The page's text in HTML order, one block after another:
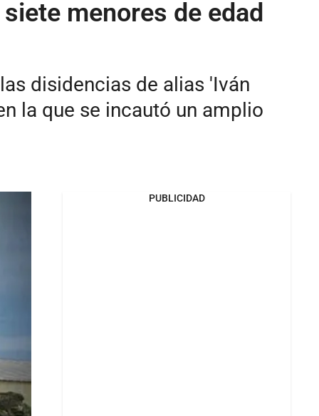
menores de edad
disidencias de alias 'Iván
la que se incautó un amplio
PUBLICIDAD